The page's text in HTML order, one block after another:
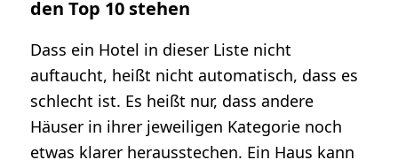
den Top 10 stehen
Dass ein Hotel in dieser Liste nicht
auftaucht, heißt nicht automatisch, dass es
schlecht ist. Es heißt nur, dass andere
Häuser in ihrer jeweiligen Kategorie noch
etwas klarer herausstechen. Ein Haus kann